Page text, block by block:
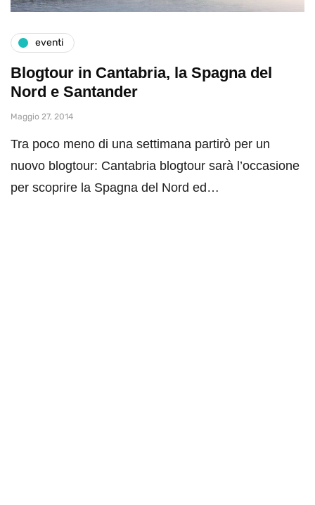
eventi
Blogtour in Cantabria, la Spagna del
Nord e Santander
Maggio 27, 2014
Tra poco meno di una settimana partirò per un
nuovo blogtour: Cantabria blogtour sarà l’occasione
per scoprire la Spagna del Nord ed…